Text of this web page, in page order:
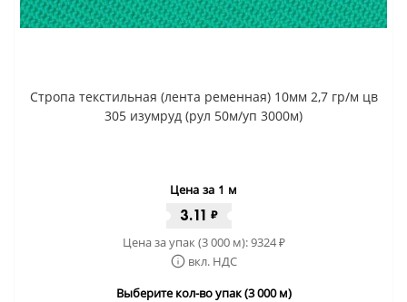
Стропа текстильная (лента ременная) 10мм 2,7 гр/м цв
305 изумруд (рул 50м/уп 3000м)
Цена за 1 м
3.11 ₽
Цена за упак (3 000 м):9324₽
вкл. НДС
Выберите кол-во упак (3 000 м)